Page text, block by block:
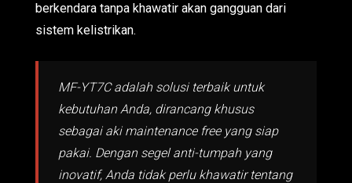
berkendara tanpa khawatir akan gangguan dari
sistem kelistrikan.
MF-YT7C adalah solusi terbaik untuk
kebutuhan Anda, dirancang khusus
sebagai aki maintenance free yang siap
pakai. Dengan segel anti-tumpah yang
inovatif, Anda tidak perlu khawatir tentang